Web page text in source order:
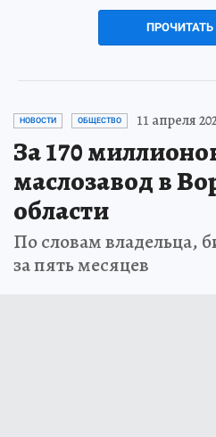
ПРОЧИТАТЬ
НОВОСТИ ОБЩЕСТВО 11 апреля
За 170
маслозавод в
области
По словам владельца,
за пять месяцев